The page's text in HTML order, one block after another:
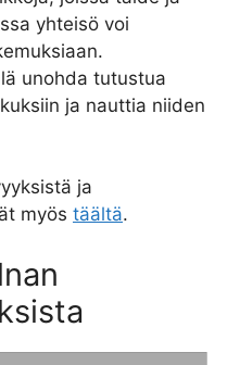
yhteisö voi
unohda tutustua
ja nauttia niiden
ja
myös täältä.